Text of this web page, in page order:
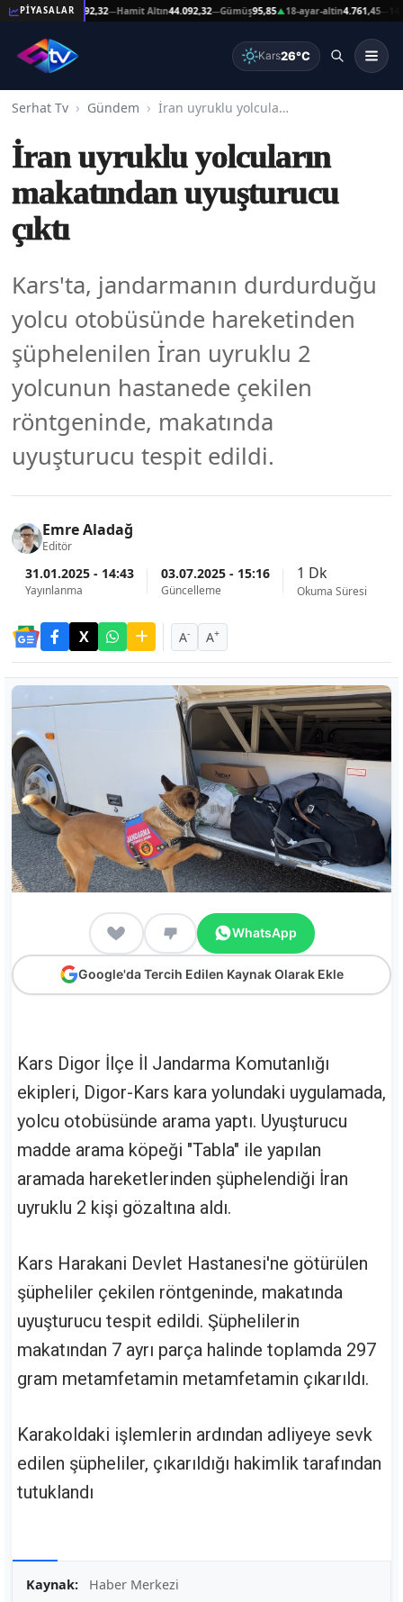
PİYASALAR
Altın44.092,32—Hamit Altın44.092,32—Gümüş95,85▲18-ayar-altin4.761,45—14-
Kars26°C
Serhat Tv Gündem İran uyruklu yolcuların makatından uyuşturucu çıktı
İran uyruklu yolcuların
makatından uyuşturucu
çıktı
Kars'ta, jandarmanın durdurduğu
yolcu otobüsünde hareketinden
şüphelenilen İran uyruklu 2
yolcunun hastanede çekilen
röntgeninde, makatında
uyuşturucu tespit edildi.
Emre Aladağ
Editör
31.01.2025 - 14:43
Yayınlanma
03.07.2025 - 15:16
Güncelleme
1 Dk
Okuma Süresi
A- A+
WhatsApp
Google'da Tercih Edilen Kaynak Olarak Ekle
Kars Digor İlçe İl Jandarma Komutanlığı
ekipleri, Digor-Kars kara yolundaki uygulamada,
yolcu otobüsünde arama yaptı. Uyuşturucu
madde arama köpeği "Tabla" ile yapılan
aramada hareketlerinden şüphelendiği İran
uyruklu 2 kişi gözaltına aldı.
Kars Harakani Devlet Hastanesi'ne götürülen
şüpheliler çekilen röntgeninde, makatında
uyuşturucu tespit edildi. Şüphelilerin
makatından 7 ayrı parça halinde toplamda 297
gram metamfetamin metamfetamin çıkarıldı.
Karakoldaki işlemlerin ardından adliyeye sevk
edilen şüpheliler, çıkarıldığı hakimlik tarafından
tutuklandı
Kaynak: Haber Merkezi